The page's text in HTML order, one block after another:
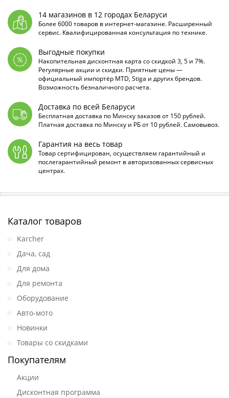
14 магазинов в 12 городах Беларуси
Более 6000 товаров в интернет-магазине. Расширенный
сервис. Квалифицированная консультация по технике.
Выгодные покупки
Накопительная дисконтная карта со скидкой 3, 5 и 7%.
Регулярные акции и скидки. Приятные цены —
официальный импортёр MTD, Stiga и других брендов.
Возможность безналичного расчета.
Доставка по всей Беларуси
Бесплатная доставка по Минску заказов от 150 рублей.
Платная доставка по Минску и РБ от 10 рублей. Самовывоз.
Гарантия на весь товар
Товар сертифицирован, осуществляем гарантийный и
послегарантийный ремонт в авторизованных сервисных
центрах.
Каталог товаров
Karcher
Дача, сад
Для дома
Для ремонта
Оборудование
Авто-мото
Новинки
Товары со скидками
Покупателям
Акции
Дисконтная программа